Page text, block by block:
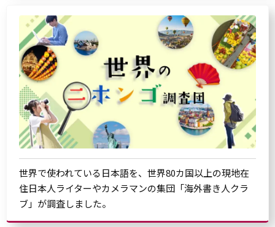
世界で使われている日本語を、世界80カ国以上の現地在
住日本人ライターやカメラマンの集団「海外書き人クラ
ブ」が調査しました。